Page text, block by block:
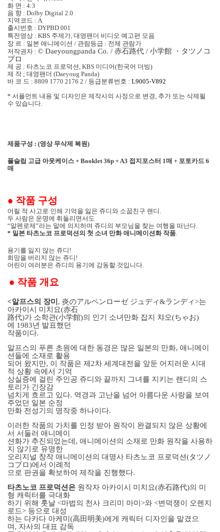
화 면 : 4:3
음 향 : Dolby Digital 2.0
지역코드 : A
출시번호 : DYPBD 001
특전영상 : KBS 주제가, 대영팬더 비디오 예고편 모음
장 르 : 일본 애니메이션 / 관람등급 : 전체 관람가
저작권자 : © Daeyoungpanda Co. / 赤石路代 / 小学館 ・ タツノコ
プロ
제 공 : 타츠노코 프로덕션, KBS 미디어(한국어 더빙)
제 작 ; 대영팬더 (Daeyoug Panda)
바 코 드 : 8809 1770 2176 2 / 등급분류번호 : L9005-V892
* 서플먼트 내용 및 디자인은 제작사의 사정으로 변경, 추가 또는 삭제될
수 있습니다.
제품구성 : (영상 무삭제 복원)
풀슬립 고급 아웃케이스 + Booklet 36p + A3 접지포스터 1매 + 포토카드 6
매
● 작품 구성
어릴 적 사고로 인해 기억을 잃은 쥬디와 소꿉친구 랜디 .
두 사람은 운명에 휘둘리면서도
“알펜로제”라는 말에 의지하며 쥬디의 부모님을 찾는 여행을 떠난다.
* 일본 타츠노코 프로덕션의 첫 소녀 만화 애니메이션화 작품.
용기를 잃지 않는 쥬디 !
희망을 버리지 않는 쥬디 !
어린이 여러분은 쥬디의 용기에 감동할 것입니다.
● 작품 개요
<알프스의 장미 , 炎のアルペンローゼ ジュディ&ランディ>는
아카이시 미치요(赤石
路代)가 소학관(小学館)의 인기 소녀만화 잡지 챠오(ちゃお)
에 1983년 발표했던
작품이다.
알프스의 푸른 초원에 대한 동경은 많은 일본의 만화, 애니메이
션들에 소재로 활용
되어 왔지만, 이 작품은 제 2차 세계대전을 앞둔 어지러운 시대
적 상황 속에서 기억
상실증에 걸린 주인공 쥬디와 끝까지 그녀를 지키는 랜디의 스
토리가 긴장감
넘치게 흐르고 있다. 역경과 고난을 넘어 아름다운 사랑을 보여
주었던 일본 순정
만화 전성기의 명작중 하나이다.
이러한 작품의 가치를 인정 받아 원작이 완결되지 않은 상황에
서 서둘러 애니메이
션화가 추진되었는데 , 애니메이션의 소재로 만화 원작을 사용하
지 않기로 유명한
오리지널 창작 애니메이션의 대명사 타츠노코 프로덕션(タツノ
コプロ)에서 이례적
으로 판권을 확보하여 제작을 진행했다.
타츠노코 프로덕션은 원작자 아카이시 미치요(赤石路代)의 미
형 캐릭터를 극대화
하기 위해 훗날 <마법의 천사 크리미 마미 >와 <변덕쟁이 오렌지
로드> 등으로 대성
하는 다카다 아케미 (高田明美)에게 캐릭터 디자인을 맡겼으
며 , 자사의 대표 감독